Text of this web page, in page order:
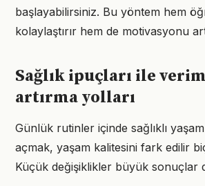
başlayabilirsiniz. Bu yöntem hem
kolaylaştırır hem de motivasyonu
Sağlık ipuçları ile
artırma yolları
Günlük rutinler içinde sağlıklı
açmak, yaşam kalitesini fark edilir
Küçük değişiklikler büyük sonuçlar